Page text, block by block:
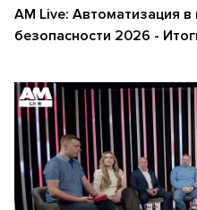
AM Live: Автоматизация
безопасности 2026 -